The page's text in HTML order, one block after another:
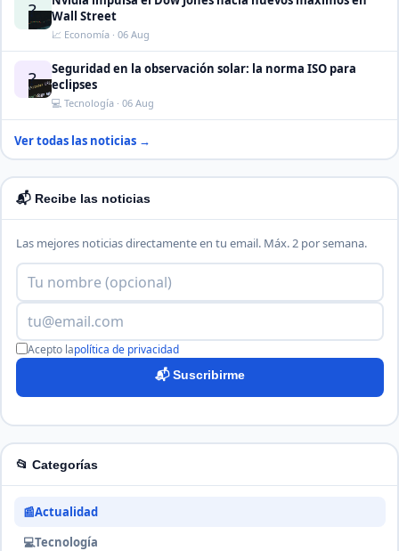
?
Wall Street
📈 Economía · 06 Aug
?
Seguridad en la observación solar: la norma ISO para
eclipses
💻 Tecnología · 06 Aug
Ver todas las noticias →
📬 Recibe las noticias
Las mejores noticias directamente en tu email. Máx. 2 por semana.
Acepto lapolítica de privacidad
📬 Suscribirme
📂 Categorías
📰Actualidad
💻Tecnología